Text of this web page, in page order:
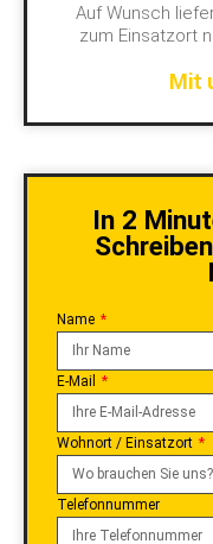
Auf Wunsch
zum Einsatzort
Mit
In 2
Name
E-Mail
Wohnort / Einsatzort
Telefonnummer